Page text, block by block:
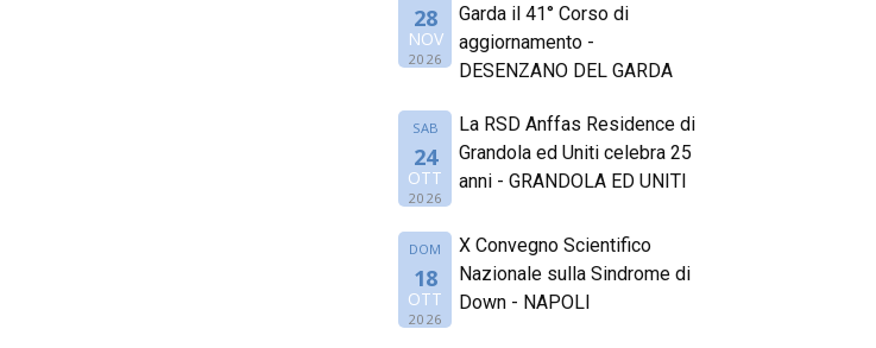
28
NOV
2026
Garda il 41° Corso di
aggiornamento -
DESENZANO DEL GARDA
SAB
24
OTT
2026
La RSD Anffas Residence di
Grandola ed Uniti celebra 25
anni - GRANDOLA ED UNITI
DOM
18
OTT
2026
X Convegno Scientifico
Nazionale sulla Sindrome di
Down - NAPOLI